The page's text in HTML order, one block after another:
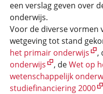
een verslag geven over
onderwijs.
Voor de diverse vormen
wetgeving tot stand
het primair onderwijs
,
onderwijs
, deWet op
wetenschappelijk
studiefinanciering 2000